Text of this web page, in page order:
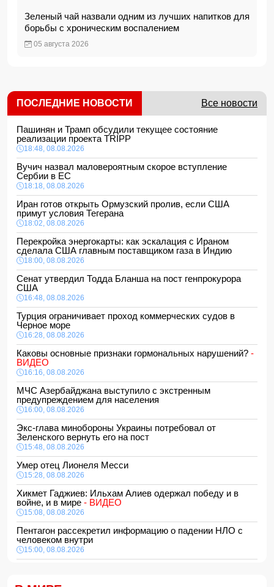
Зеленый чай назвали одним из лучших напитков для
борьбы с хроническим воспалением
05 августа 2026
ПОСЛЕДНИЕ НОВОСТИ Все новости
Пашинян и Трамп обсудили текущее состояние
реализации проекта TRIPP
18:48, 08.08.2026
Вучич назвал маловероятным скорое вступление
Сербии в ЕС
18:18, 08.08.2026
Иран готов открыть Ормузский пролив, если США
примут условия Тегерана
18:02, 08.08.2026
Перекройка энергокарты: как эскалация с Ираном
сделала США главным поставщиком газа в Индию
18:00, 08.08.2026
Сенат утвердил Тодда Бланша на пост генпрокурора
США
16:48, 08.08.2026
Турция ограничивает проход коммерческих судов в
Черное море
16:28, 08.08.2026
Каковы основные признаки гормональных нарушений? -
ВИДЕО
16:16, 08.08.2026
МЧС Азербайджана выступило с экстренным
предупреждением для населения
16:00, 08.08.2026
Экс-глава минобороны Украины потребовал от
Зеленского вернуть его на пост
15:48, 08.08.2026
Умер отец Лионеля Месси
15:28, 08.08.2026
Хикмет Гаджиев: Ильхам Алиев одержал победу и в
войне, и в мире - ВИДЕО
15:08, 08.08.2026
Пентагон рассекретил информацию о падении НЛО с
человеком внутри
15:00, 08.08.2026